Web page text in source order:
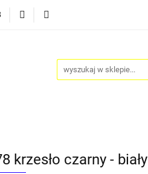
AKCESORIA
krzesło czarny - biały